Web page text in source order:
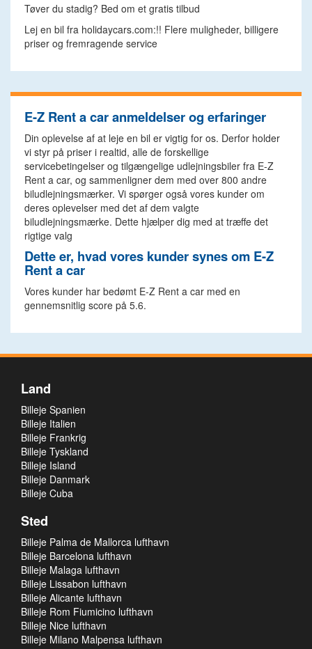
Tøver du stadig? Bed om et gratis tilbud
Lej en bil fra holidaycars.com:!! Flere muligheder, billigere
priser og fremragende service
E-Z Rent a car anmeldelser og erfaringer
Din oplevelse af at leje en bil er vigtig for os. Derfor holder
vi styr på priser i realtid, alle de forskellige
servicebetingelser og tilgængelige udlejningsbiler fra E-Z
Rent a car, og sammenligner dem med over 800 andre
biludlejningsmærker. Vi spørger også vores kunder om
deres oplevelser med det af dem valgte
biludlejningsmærke. Dette hjælper dig med at træffe det
rigtige valg
Dette er, hvad vores kunder synes om E-Z
Rent a car
Vores kunder har bedømt E-Z Rent a car med en
gennemsnitlig score på 5.6.
Land
Billeje Spanien
Billeje Italien
Billeje Frankrig
Billeje Tyskland
Billeje Island
Billeje Danmark
Billeje Cuba
Sted
Billeje Palma de Mallorca lufthavn
Billeje Barcelona lufthavn
Billeje Malaga lufthavn
Billeje Lissabon lufthavn
Billeje Alicante lufthavn
Billeje Rom Fiumicino lufthavn
Billeje Nice lufthavn
Billeje Milano Malpensa lufthavn